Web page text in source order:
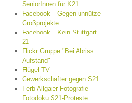
SeniorInnen für K21
Facebook – Gegen unnütze
Großprojekte
Facebook – Kein Stuttgart
21
Flickr Gruppe "Bei Abriss
Aufstand"
Flügel TV
Gewerkschafter gegen S21
Herb Allgaier Fotografie –
Fotodoku S21-Proteste